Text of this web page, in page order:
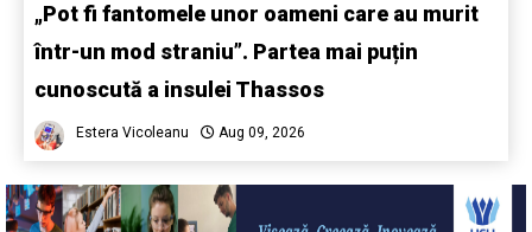
„Pot fi fantomele unor oameni care au murit
într-un mod straniu”. Partea mai puțin
cunoscută a insulei Thassos
Estera Vicoleanu Aug 09, 2026